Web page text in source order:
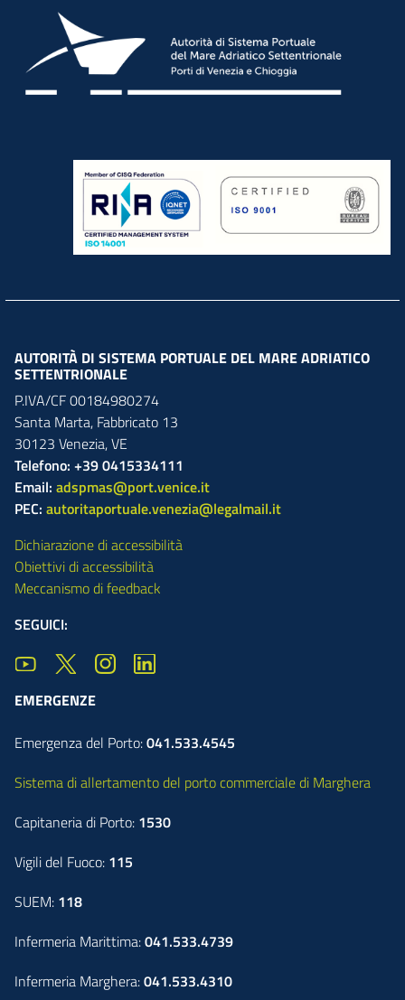
AUTORITÀ DI SISTEMA PORTUALE DEL MARE ADRIATICO
SETTENTRIONALE
P.IVA/CF 00184980274
Santa Marta, Fabbricato 13
30123 Venezia,VE
Telefono: +39 0415334111
Email: adspmas@port.venice.it
PEC: autoritaportuale.venezia@legalmail.it
Dichiarazione di accessibilità
Obiettivi di accessibilità
Meccanismo di feedback
SEGUICI:
EMERGENZE
Emergenza del Porto:041.533.4545
Sistema di allertamento del porto commerciale di Marghera
Capitaneria di Porto: 1530
Vigili del Fuoco: 115
SUEM: 118
Infermeria Marittima:041.533.4739
Infermeria Marghera:041.533.4310